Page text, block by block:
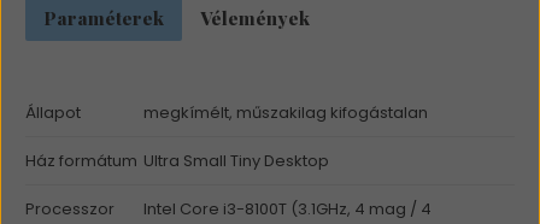
Paraméterek Vélemények
Állapot megkímélt, műszakilag kifogástalan
Ház formátum Ultra Small Tiny Desktop
Processzor
Intel Core i3-8100T (3.1GHz, 4 mag / 4